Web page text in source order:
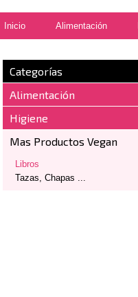
Inicio Alimentación
Categorías
Alimentación
Higiene
Mas Productos Vegan
Libros
Tazas, Chapas ...